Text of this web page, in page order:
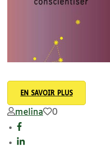
EN SAVOIR PLUS
melina 0